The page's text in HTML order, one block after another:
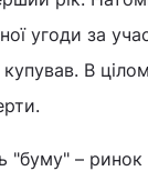
угоди за
В
– ринок